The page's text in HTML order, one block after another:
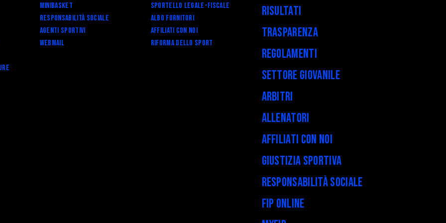
Minibasket
SPORTELLO LEGALE-FISCALE
Responsabilità Sociale
Albo fornitori
Agenti Sportivi
Affiliati con noi
Webmail RIFORMA DELLO SPORT
Risultati
Trasparenza
Regolamenti
Settore Giovanile
Arbitri
Allenatori
Affiliati con noi
Giustizia Sportiva
Responsabilità Sociale
FIP Online